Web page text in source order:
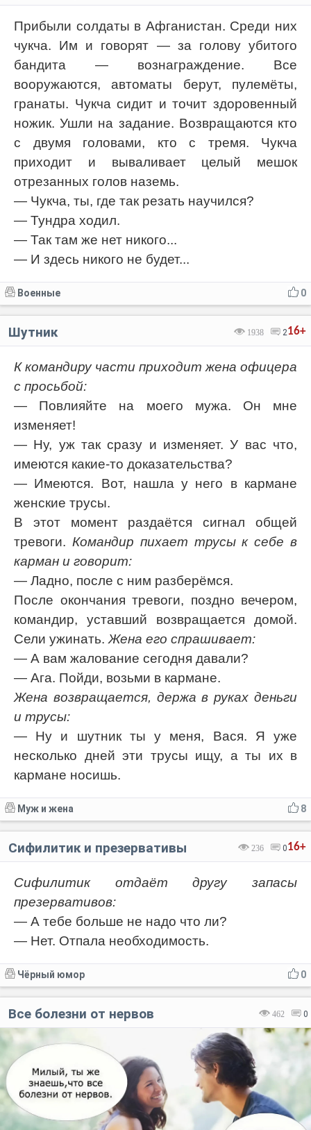
Прибыли солдаты в Афганистан. Среди них
чукча. Им и говорят — за голову убитого
бандита — вознаграждение. Все
вооружаются, автоматы берут, пулемёты,
гранаты. Чукча сидит и точит здоровенный
ножик. Ушли на задание. Возвращаются кто
с двумя головами, кто с тремя. Чукча
приходит и вываливает целый мешок
отрезанных голов наземь.
— Чукча, ты, где так резать научился?
— Тундра ходил.
— Так там же нет никого...
— И здесь никого не будет...
0
Военные
16+
1938 2
Шутник
К командиру части приходит жена офицера
с просьбой:
— Повлияйте на моего мужа. Он мне
изменяет!
— Ну, уж так сразу и изменяет. У вас что,
имеются какие-то доказательства?
— Имеются. Вот, нашла у него в кармане
женские трусы.
В этот момент раздаётся сигнал общей
тревоги. Командир пихает трусы к себе в
карман и говорит:
— Ладно, после с ним разберёмся.
После окончания тревоги, поздно вечером,
командир, уставший возвращается домой.
Сели ужинать. Жена его спрашивает:
— А вам жалование сегодня давали?
— Ага. Пойди, возьми в кармане.
Жена возвращается, держа в руках деньги
и трусы:
— Ну и шутник ты у меня, Вася. Я уже
несколько дней эти трусы ищу, а ты их в
кармане носишь.
8
Муж и жена
16+
236 0
Сифилитик и презервативы
Сифилитик отдаёт другу запасы
презервативов:
— А тебе больше не надо что ли?
— Нет. Отпала необходимость.
0
Чёрный юмор
462 0
Все болезни от нервов